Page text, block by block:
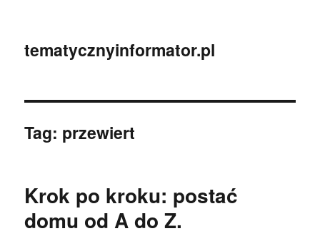
tematycznyinformator.pl
Tag: przewiert
Krok po kroku: postać
domu od A do Z.